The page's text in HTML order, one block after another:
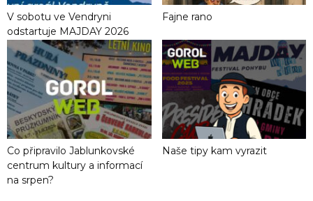
V sobotu ve Vendryni
odstartuje MAJDAY 2026
Fajne rano
Co připravilo Jablunkovské
centrum kultury a informací
na srpen?
Naše tipy kam vyrazit